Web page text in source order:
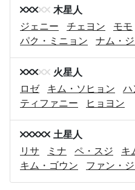
木星人
ジェニー
チェヨン モモ
パク・ミニョン
ナム・
火星人
ロゼ
キム・ソヒョン ハ
ティファニー
ヒョヨン
土星人
リサ
ミナ ペ・スジ
キ
キム・ゴウン
ファン・